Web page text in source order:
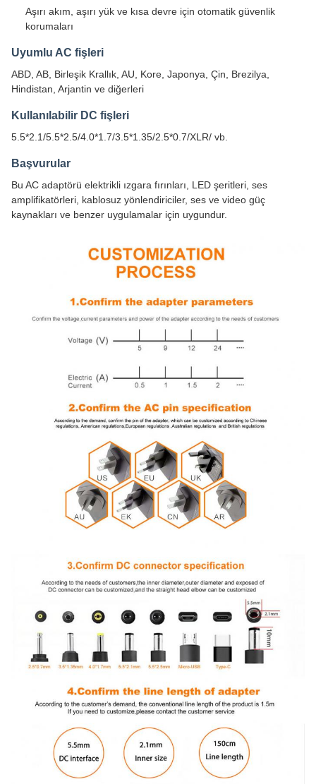
Aşırı akım, aşırı yük ve kısa devre için otomatik güvenlik
korumaları
Uyumlu AC fişleri
ABD, AB, Birleşik Krallık, AU, Kore, Japonya, Çin, Brezilya,
Hindistan, Arjantin ve diğerleri
Kullanılabilir DC fişleri
5.5*2.1/5.5*2.5/4.0*1.7/3.5*1.35/2.5*0.7/XLR/ vb.
Başvurular
Bu AC adaptörü elektrikli ızgara fırınları, LED şeritleri, ses
amplifikatörleri, kablosuz yönlendiriciler, ses ve video güç
kaynakları ve benzer uygulamalar için uygundur.